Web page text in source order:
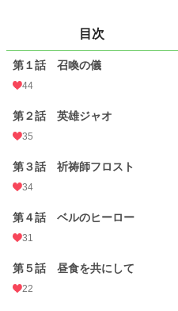
文字数 889,917
初回完結日時
週間ポイント 217 pt (23,775 位)
月間ポイント
年間ポイント 16,485 pt (22,861 位)
累計ポイント
目次
第１話 召喚の儀
44
第２話 英雄ジャオ
35
第３話 祈祷師フロスト
34
第４話 ベルのヒーロー
31
第５話 昼食を共にして
22